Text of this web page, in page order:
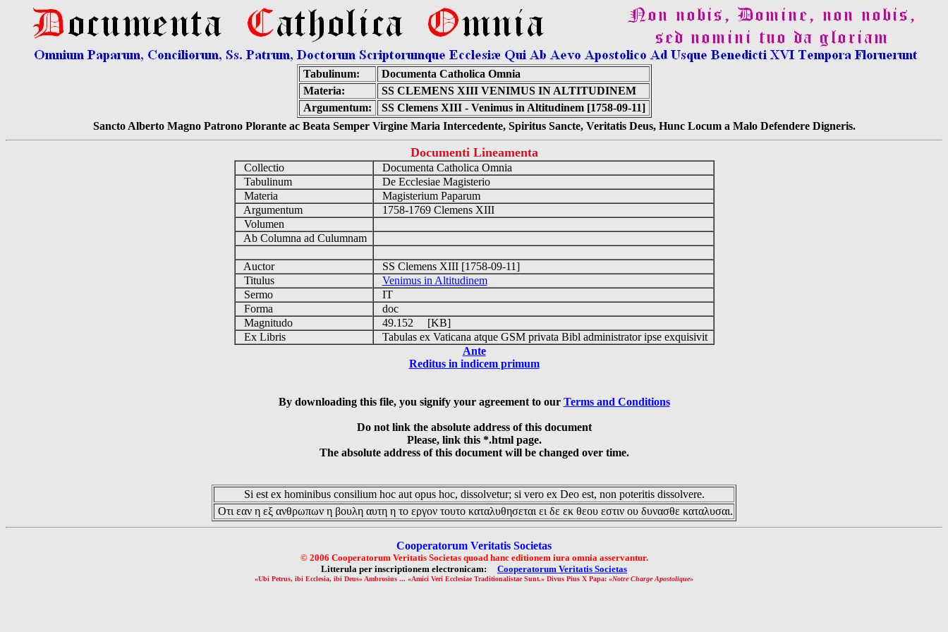
Tabulinum:
Documenta Catholica Omnia
Materia:
SS CLEMENS XIII VENIMUS IN ALTITUDINEM
Argumentum:
SS Clemens XIII - Venimus in Altitudinem [1758-09-11]
Sancto Alberto Magno Patrono Plorante ac Beata Semper Virgine Maria Intercedente, Spiritus Sancte, Veritatis Deus, Hunc Locum a Malo Defendere Digneris.
Documenti Lineamenta
Collectio
Documenta Catholica Omnia
Tabulinum
De Ecclesiae Magisterio
Materia
Magisterium Paparum
Argumentum
1758-1769 Clemens XIII
Volumen
Ab Columna ad Culumnam
Auctor
SS Clemens XIII [1758-09-11]
Titulus
Venimus in Altitudinem
Sermo
IT
Forma
doc
Magnitudo
49.152 [KB]
Ex Libris
Tabulas ex Vaticana atque GSM privata Bibl administrator ipse exquisivit
Ante
Reditus in indicem primum
By downloading this file, you signify your agreement to our Terms and Conditions
Do not link the absolute address of this document
Please, link this *.html page.
The absolute address of this document will be changed over time.
Si est ex hominibus consilium hoc aut opus hoc, dissolvetur; si vero ex Deo est, non poteritis dissolvere.
Οτι εαν η εξ ανθρωπων η βουλη αυτη η το εργον τουτο καταλυθησεται ει δε εκ θεου εστιν ου δυνασθε καταλυσαι.
Cooperatorum Veritatis Societas
© 2006 Cooperatorum Veritatis Societas quoad hanc editionem iura omnia asservantur.
Litterula per inscriptionem electronicam: Cooperatorum Veritatis Societas
«Ubi Petrus, ibi Ecclesia, ibi Deus» Ambrosius ... «Amici Veri Ecclesiae Traditionalistae Sunt.» Divus Pius X Papa: «Notre Charge Apostolique»